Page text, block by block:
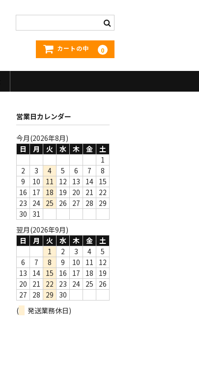
カートの中 0
営業日カレンダー
今月(2026年8月)
日
月 火 水 木 金
土
1
2
3 4 5 6 7
8
9
10 11 12 13 14 15
16
17 18 19 20 21
22
23
24 25 26 27 28
29
30
31
翌月(2026年9月)
日
月 火 水 木 金
土
1
2 3 4
5
6
7 8 9 10 11
12
13
14 15 16 17 18
19
20
21 22 23 24 25
26
27
28 29
30
(
発送業務休日)